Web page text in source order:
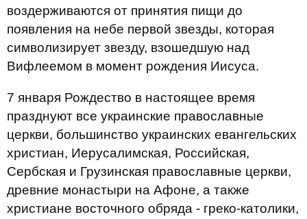
воздерживаются от принятия пищи до
появления на небе первой звезды, которая
символизирует звезду, взошедшую над
Вифлеемом в момент рождения Иисуса.
7 января Рождество в настоящее время
празднуют все украинские православные
церкви, большинство украинских евангельских
христиан, Иерусалимская, Российская,
Сербская и Грузинская православные церкви,
древние монастыри на Афоне, а также
христиане восточного обряда - греко-католики,